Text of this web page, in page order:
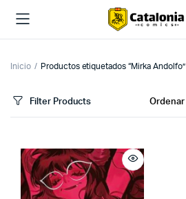
Inicio Productos etiquetados “Mirka Andolfo”
Filter Products